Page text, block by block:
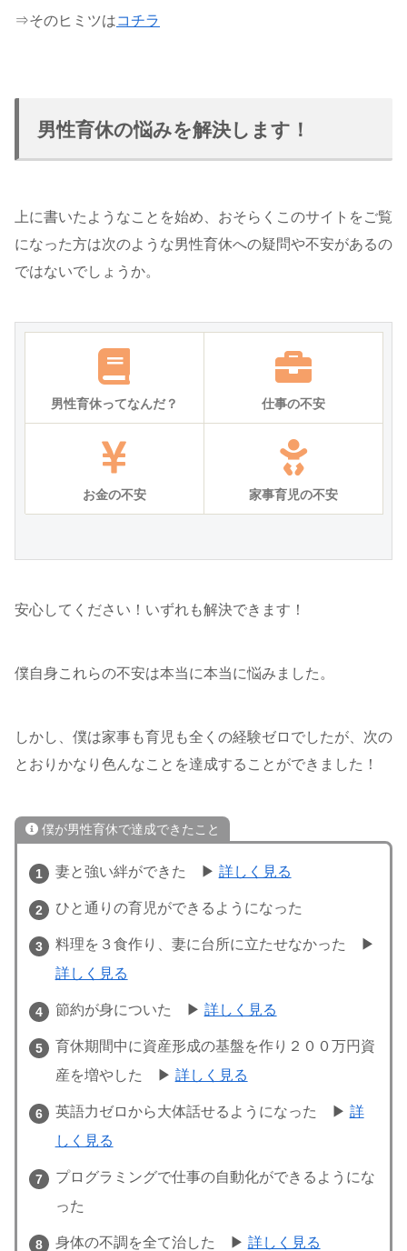
⇒そのヒミツはコチラ
男性育休の悩みを解決します！
上に書いたようなことを始め、おそらくこのサイトをご覧
になった方は次のような男性育休への疑問や不安があるの
ではないでしょうか。
男性育休ってなんだ？ 仕事の不安
お金の不安 家事育児の不安
安心してください！いずれも解決できます！
僕自身これらの不安は本当に本当に悩みました。
しかし、僕は家事も育児も全くの経験ゼロでしたが、次の
とおりかなり色んなことを達成することができました！
僕が男性育休で達成できたこと
妻と強い絆ができた ▶ 詳しく見る
ひと通りの育児ができるようになった
料理を３食作り、妻に台所に立たせなかった ▶
詳しく見る
節約が身についた ▶ 詳しく見る
育休期間中に資産形成の基盤を作り２００万円資
産を増やした ▶ 詳しく見る
英語力ゼロから大体話せるようになった ▶ 詳
しく見る
プログラミングで仕事の自動化ができるようにな
った
身体の不調を全て治した ▶ 詳しく見る